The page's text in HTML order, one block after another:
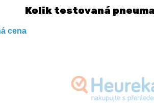
Kolik testovaná
cena